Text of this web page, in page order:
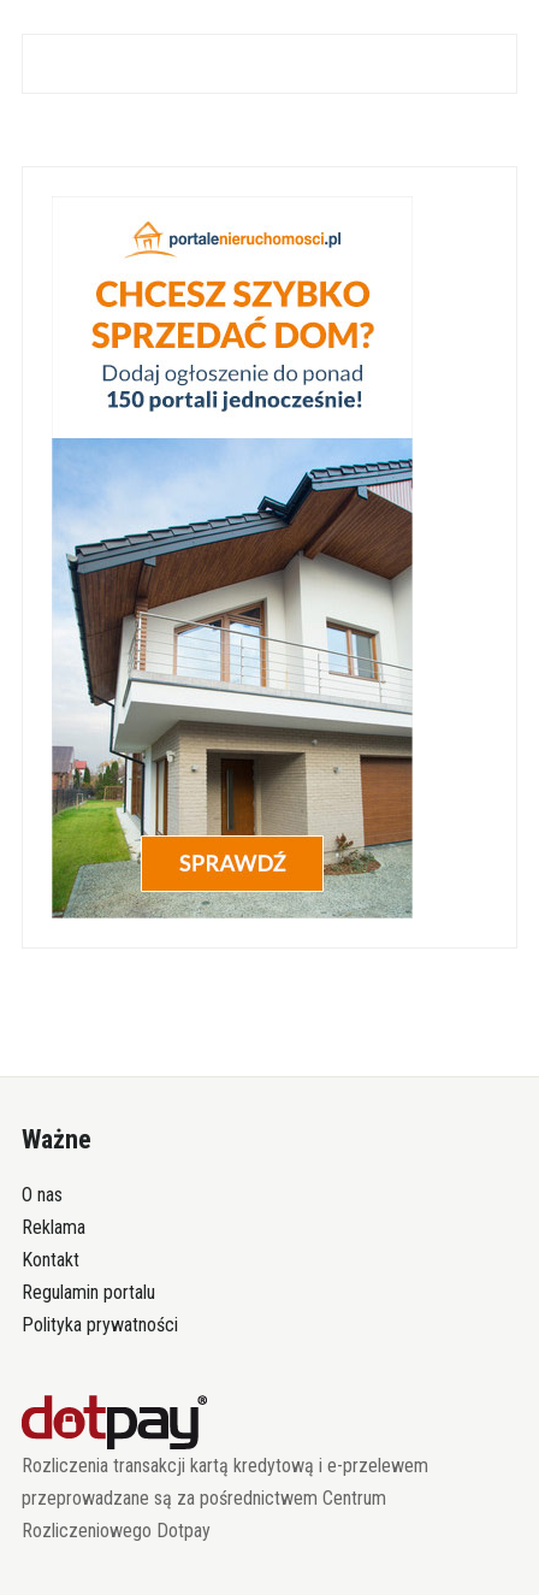
Ważne
O nas
Reklama
Kontakt
Regulamin portalu
Polityka prywatności
Rozliczenia transakcji kartą kredytową i e-przelewem
przeprowadzane są za pośrednictwem Centrum
Rozliczeniowego Dotpay